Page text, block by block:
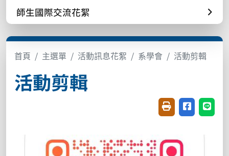
師生國際交流花絮
首頁 主選單 活動訊息花絮 系學會 活動剪輯
活動剪輯
友善列印(開新視
分享至臉書
分享